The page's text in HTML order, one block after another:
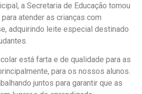
a Secretaria de Educação tomou
atender as crianças com
adquirindo leite especial destinado
está farta e de qualidade para as
para os nossos alunos.
juntos para garantir que as